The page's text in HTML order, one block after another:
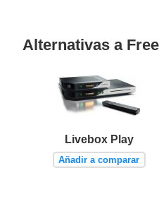
Alternativas a
Livebox Play
Añadir a comparar